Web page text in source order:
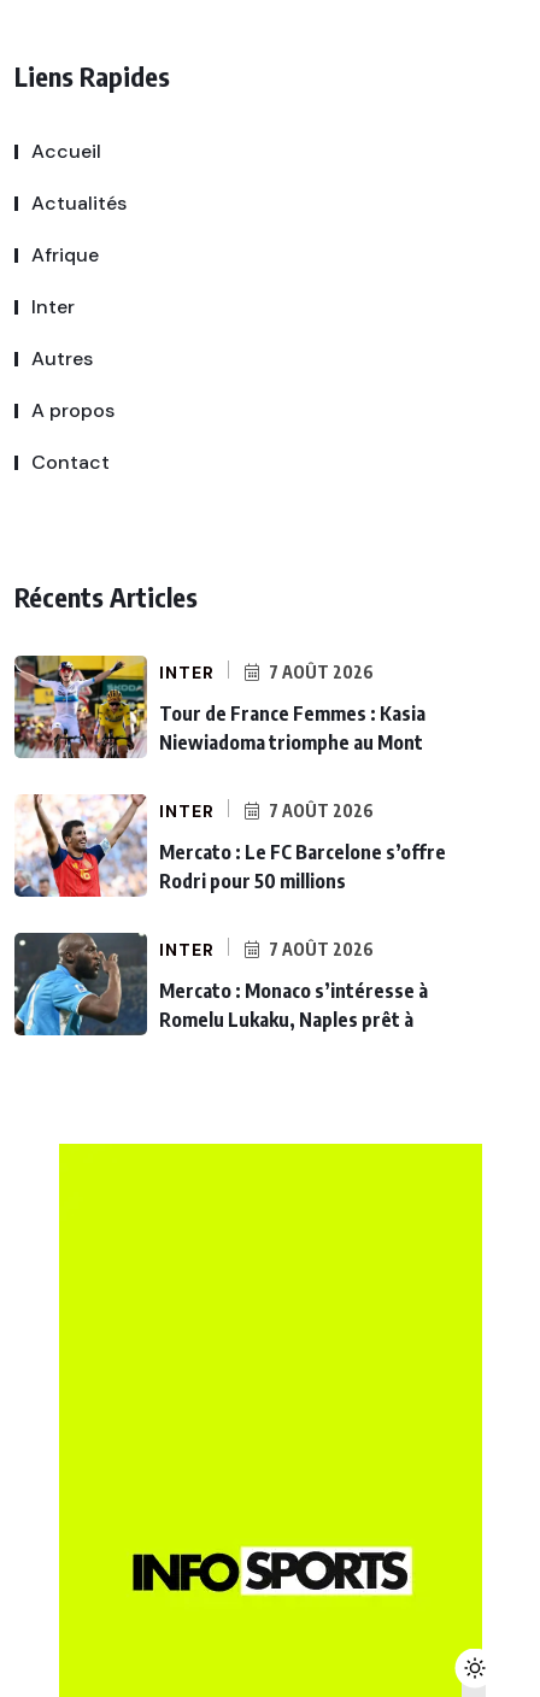
Liens Rapides
Accueil
Actualités
Afrique
Inter
Autres
A propos
Contact
Récents Articles
INTER 7 AOÛT 2026
Tour de France Femmes : Kasia
Niewiadoma triomphe au Mont
INTER 7 AOÛT 2026
Mercato : Le FC Barcelone s’offre
Rodri pour 50 millions
INTER 7 AOÛT 2026
Mercato : Monaco s’intéresse à
Romelu Lukaku, Naples prêt à